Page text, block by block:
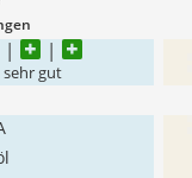
sehr gut